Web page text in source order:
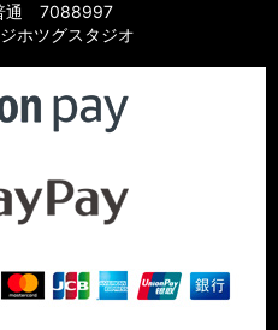
通 7088997
ホツグスタジオ